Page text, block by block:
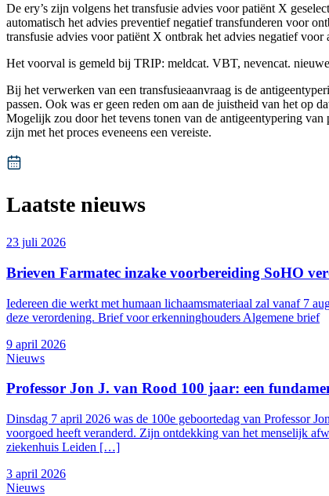
De ery’s zijn volgens het transfusie advies voor patiënt X
automatisch het advies preventief negatief transfunderen voor
transfusie advies voor patiënt X ontbrak het advies negatief
Het voorval is gemeld bij TRIP: meldcat. VBT, nevencat.
Bij het verwerken van een transfusieaanvraag is de
passen. Ook was er geen reden om aan de juistheid van het op
Mogelijk zou door het tevens tonen van de antigeentypering
zijn met het proces eveneens een vereiste.
Laatste nieuws
23 juli 2026
Brieven Farmatec inzake voorbereiding SoHO
Iedereen die werkt met humaan lichaamsmateriaal zal vanaf 7
deze verordening. Brief voor erkenninghouders Algemene brief
9 april 2026
Nieuws
Professor Jon J. van Rood 100 jaar: een
Dinsdag 7 april 2026 was de 100e geboortedag van Professor
voorgoed heeft veranderd. Zijn ontdekking van het menselijk
ziekenhuis Leiden […]
3 april 2026
Nieuws